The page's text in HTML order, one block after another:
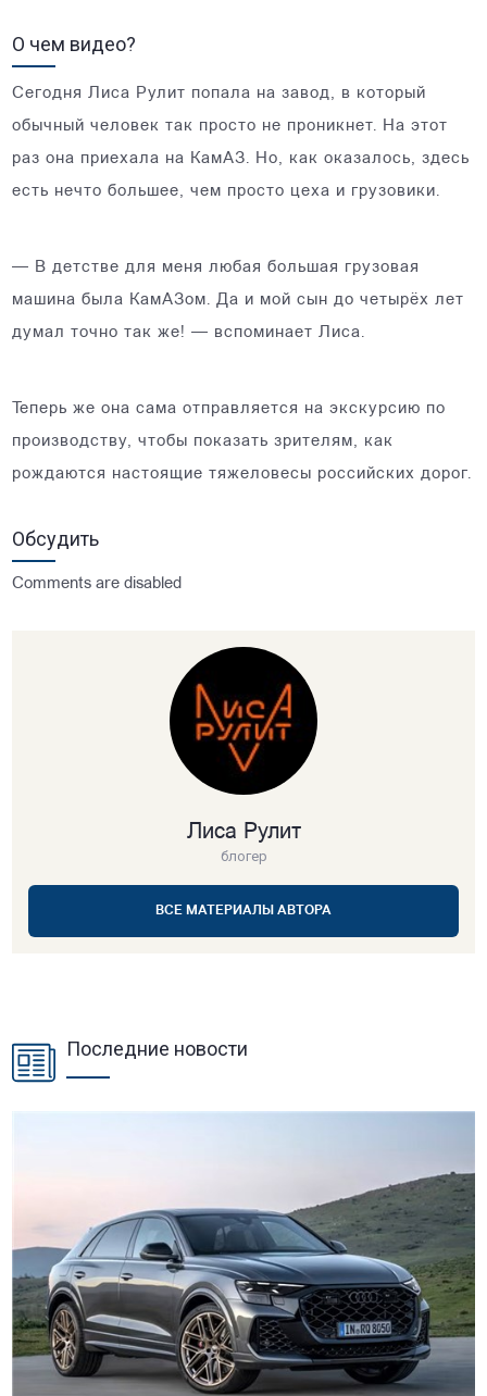
О чем видео?
Сегодня Лиса Рулит попала на завод, в который
обычный человек так просто не проникнет. На этот
раз она приехала на КамАЗ. Но, как оказалось, здесь
есть нечто большее, чем просто цеха и грузовики.
— В детстве для меня любая большая грузовая
машина была КамАЗом. Да и мой сын до четырёх лет
думал точно так же! — вспоминает Лиса.
Теперь же она сама отправляется на экскурсию по
производству, чтобы показать зрителям, как
рождаются настоящие тяжеловесы российских дорог.
Обсудить
Comments are disabled
Лиса Рулит
блогер
ВСЕ МАТЕРИАЛЫ АВТОРА
Последние новости